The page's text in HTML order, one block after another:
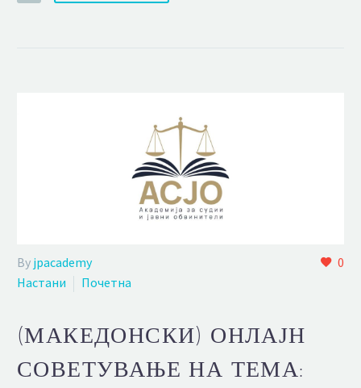
0
By jpacademy
Настани
Почетна
(МАКЕДОНСКИ) ОНЛАЈН
СОВЕТУВАЊЕ НА ТЕМА: